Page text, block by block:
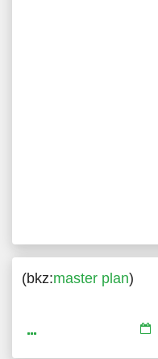
(bkz:master plan)